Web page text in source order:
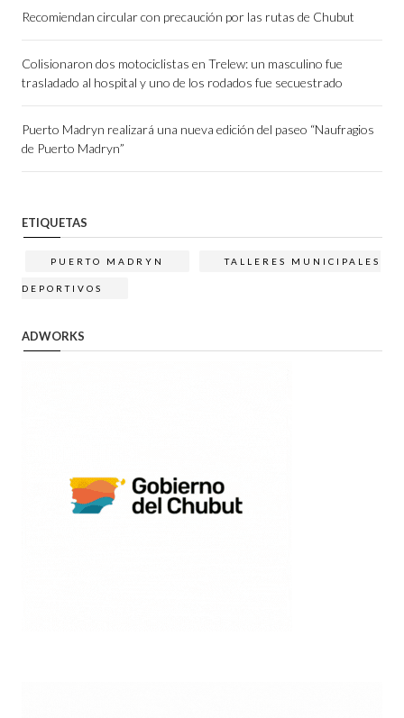
Recomiendan circular con precaución por las rutas de Chubut
Colisionaron dos motociclistas en Trelew: un masculino fue
trasladado al hospital y uno de los rodados fue secuestrado
Puerto Madryn realizará una nueva edición del paseo “Naufragios
de Puerto Madryn”
ETIQUETAS
PUERTO MADRYN TALLERES MUNICIPALES
DEPORTIVOS
ADWORKS